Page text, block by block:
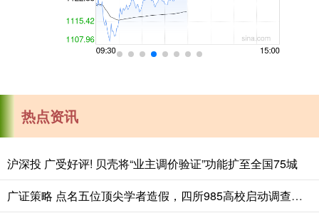
热点资讯
沪深投 广受好评! 贝壳将“业主调价验证”功能扩至全国75城
广证策略 点名五位顶尖学者造假，四所985高校启动调查，退学博士掀起风暴